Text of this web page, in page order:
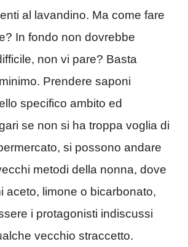
al lavandino. Ma come fare
In fondo non dovrebbe
non vi pare? Basta
Prendere saponi
specifico ambito ed
se non si ha troppa voglia di
si possono andare
metodi della nonna, dove
aceto, limone o bicarbonato,
i protagonisti indiscussi
vecchio straccetto.